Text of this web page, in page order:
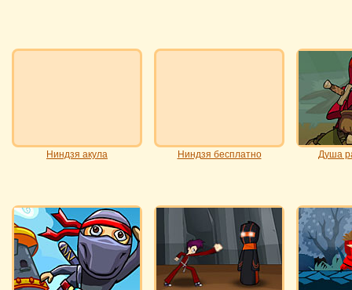
Ниндзя акула Ниндзя бесплатно Душа